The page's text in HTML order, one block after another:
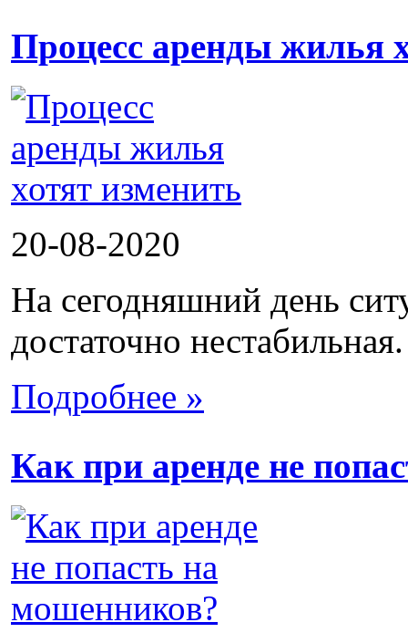
Процесс аренды жилья
20-08-2020
На сегодняшний день
достаточно
Подробнее »
Как при аренде не